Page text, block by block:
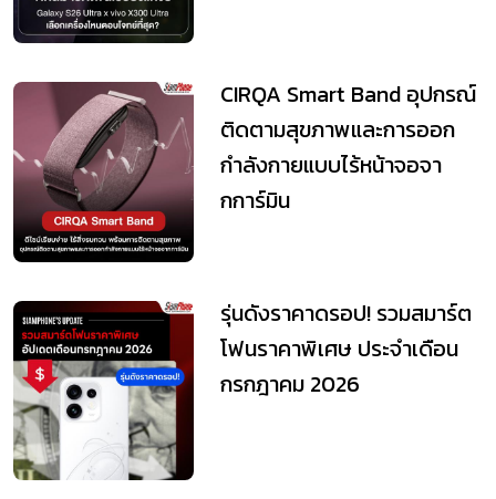
CIRQA Smart Band อุปกรณ์
ติดตามสุขภาพและการออก
กำลังกายแบบไร้หน้าจอจา
กการ์มิน
รุ่นดังราคาดรอป! รวมสมาร์ต
โฟนราคาพิเศษ ประจำเดือน
กรกฎาคม 2026